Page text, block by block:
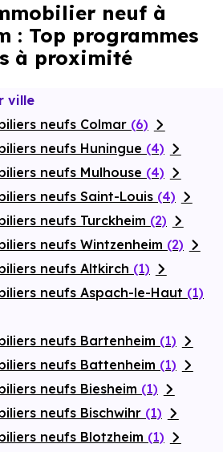
réduits, bonnes performances
constructeur, etc.
neuf à
: Top programmes
à proximité
ville
neufs Colmar (6)
neufs Huningue (4)
neufs Mulhouse (4)
neufs Saint-Louis (4)
neufs Turckheim (2)
neufs Wintzenheim (2)
neufs Altkirch (1)
neufs Aspach-le-Haut (1)
neufs Bartenheim (1)
neufs Battenheim (1)
neufs Biesheim (1)
neufs Bischwihr (1)
neufs Blotzheim (1)